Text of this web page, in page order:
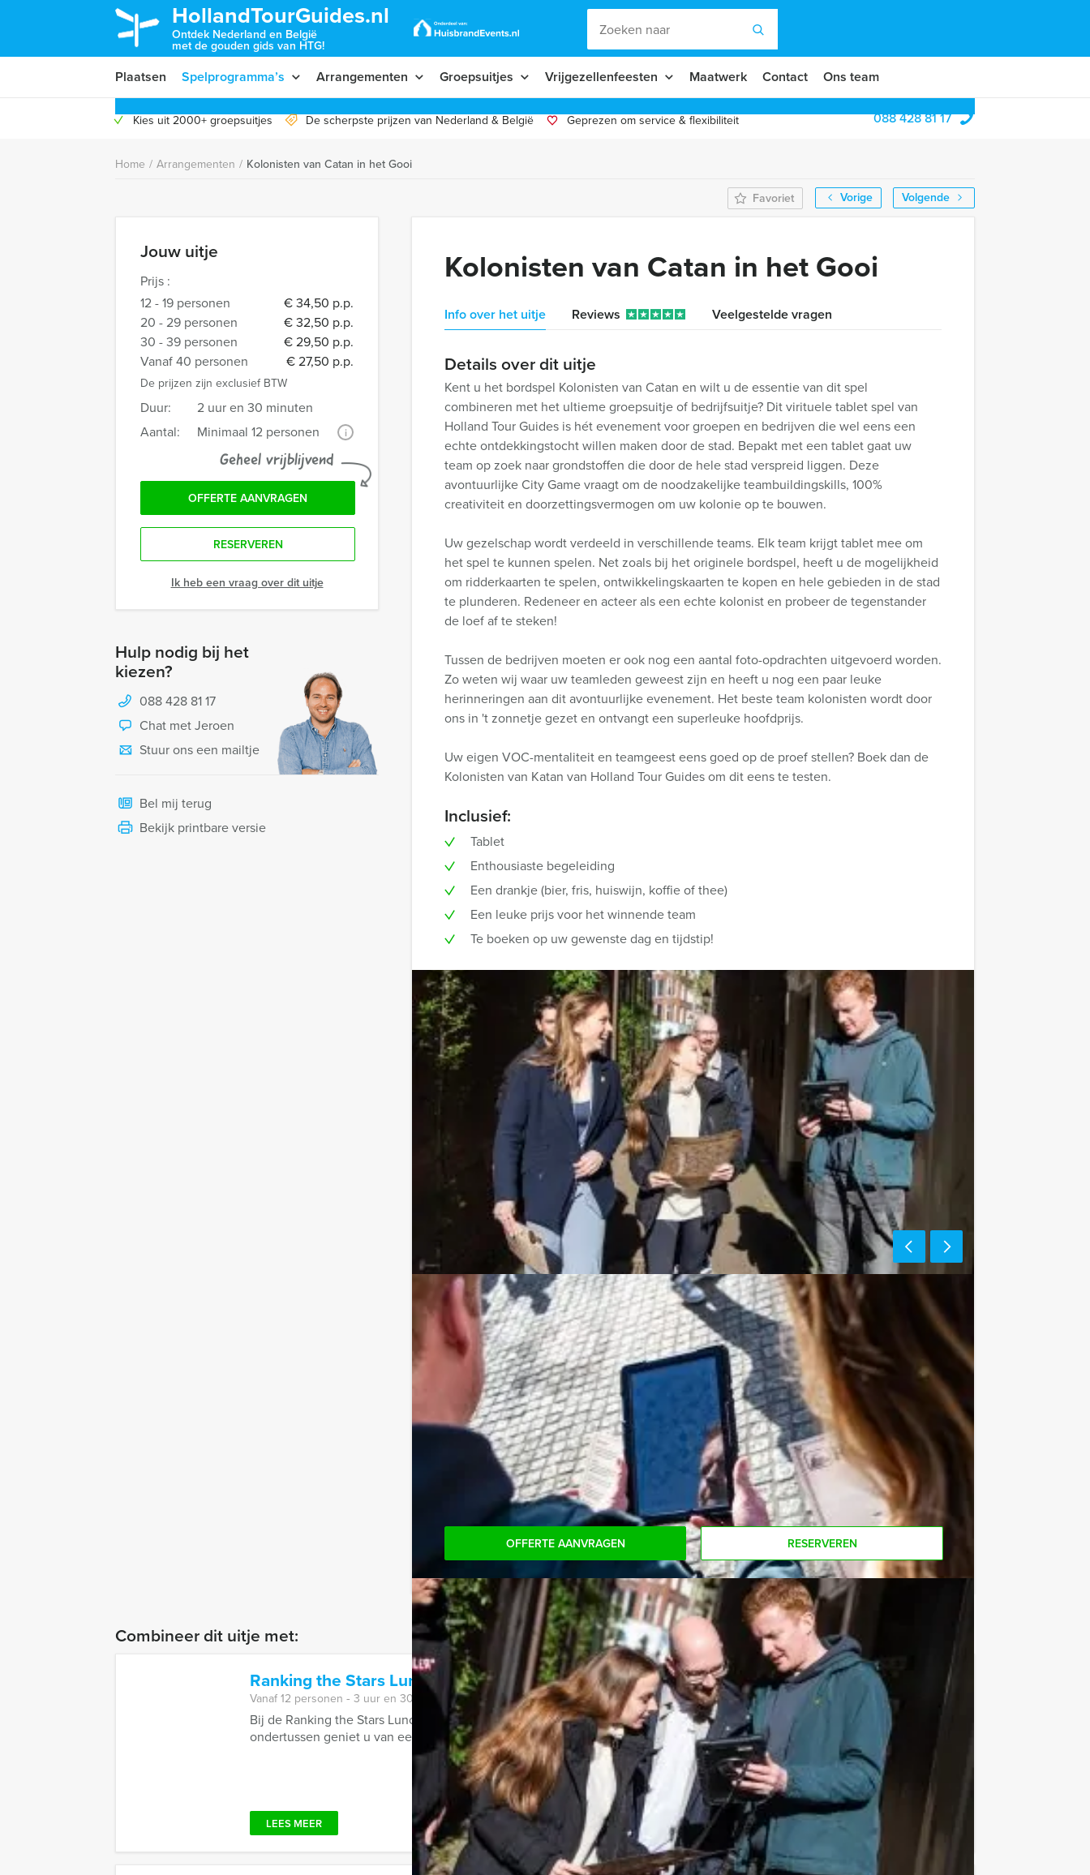
HollandTourGuides.nl
Ontdek Nederland en België
met de gouden gids van HTG!
Plaatsen Spelprogramma’s Arrangementen Groepsuitjes Vrijgezellenfeesten Maatwerk Contact Ons team
Kies uit 2000+ groepsuitjes De scherpste prijzen van Nederland & België Geprezen om service & flexibiliteit 088 428 81 17
Home / Arrangementen / Kolonisten van Catan in het Gooi
Vorige
Volgende
Favoriet
Jouw uitje
Prijs :
12 - 19 personen
€ 34,50 p.p.
20 - 29 personen
€ 32,50 p.p.
30 - 39 personen
€ 29,50 p.p.
Vanaf 40 personen
€ 27,50 p.p.
De prijzen zijn exclusief BTW
Duur:
2 uur en 30 minuten
Aantal:
Minimaal 12 personen i
Geheel vrijblijvend
OFFERTE AANVRAGEN
RESERVEREN
Ik heb een vraag over dit uitje
Hulp nodig bij het
kiezen?
088 428 81 17
Chat met Jeroen
Stuur ons een mailtje
Bel mij terug
Bekijk printbare versie
Kolonisten van Catan in het Gooi
Info over het uitje Reviews Veelgestelde vragen
Details over dit uitje
Kent u het bordspel Kolonisten van Catan en wilt u de essentie van dit spel
combineren met het ultieme groepsuitje of bedrijfsuitje? Dit virituele tablet spel van
Holland Tour Guides is hét evenement voor groepen en bedrijven die wel eens een
echte ontdekkingstocht willen maken door de stad. Bepakt met een tablet gaat uw
team op zoek naar grondstoffen die door de hele stad verspreid liggen. Deze
avontuurlijke City Game vraagt om de noodzakelijke teambuildingskills, 100%
creativiteit en doorzettingsvermogen om uw kolonie op te bouwen.
Uw gezelschap wordt verdeeld in verschillende teams. Elk team krijgt tablet mee om
het spel te kunnen spelen. Net zoals bij het originele bordspel, heeft u de mogelijkheid
om ridderkaarten te spelen, ontwikkelingskaarten te kopen en hele gebieden in de stad
te plunderen. Redeneer en acteer als een echte kolonist en probeer de tegenstander
de loef af te steken!
Tussen de bedrijven moeten er ook nog een aantal foto-opdrachten uitgevoerd worden.
Zo weten wij waar uw teamleden geweest zijn en heeft u nog een paar leuke
herinneringen aan dit avontuurlijke evenement. Het beste team kolonisten wordt door
ons in 't zonnetje gezet en ontvangt een superleuke hoofdprijs.
Uw eigen VOC-mentaliteit en teamgeest eens goed op de proef stellen? Boek dan de
Kolonisten van Katan van Holland Tour Guides om dit eens te testen.
Inclusief:
Tablet
Enthousiaste begeleiding
Een drankje (bier, fris, huiswijn, koffie of thee)
Een leuke prijs voor het winnende team
Te boeken op uw gewenste dag en tijdstip!
Tip:
Uiteraard is dit gezellige groepsuitje van Holland Tour Guides uitstekend te combineren
met een heerlijke lunch vooraf of een uitgebreid diner na afloop. U kunt dit spel ook
combineren met andere spelevenementen. Informeer naar de mogelijkheden!
Komt u niet aan het minimale aantal deelnemers? Als u bereid bent voor het minimale
aantal te betalen, kunt u ook gewoon voor minder personen boeken!
OFFERTE AANVRAGEN RESERVEREN
Combineer dit uitje met:
Ranking the Stars Lunch in Breda
Vanaf€ 54,50 p.p. excl. BTW
Vanaf 12 personen ‐ 3 uur en 30 minuten
Bij de Ranking the Stars Lunch van Holland Tour Guides gaat u uw collega's of vrienden nóg beter leren kennen en
ondertussen geniet u van een overheerlijke lunch. Dat ...
LEES MEER Favoriet